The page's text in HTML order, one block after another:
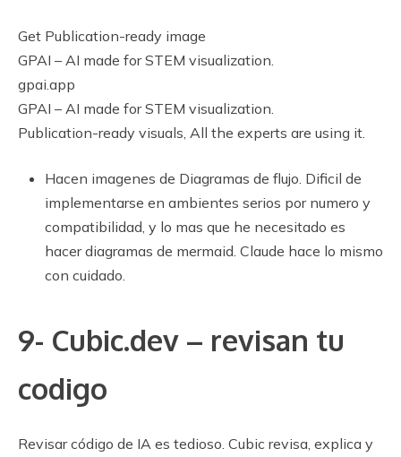
Get Publication-ready image
GPAI – AI made for STEM visualization.
gpai.app
GPAI – AI made for STEM visualization.
Publication-ready visuals, All the experts are using it.
Hacen imagenes de Diagramas de flujo. Dificil de
implementarse en ambientes serios por numero y
compatibilidad, y lo mas que he necesitado es
hacer diagramas de mermaid. Claude hace lo mismo
con cuidado.
9- Cubic.dev – revisan tu
codigo
Revisar código de IA es tedioso. Cubic revisa, explica y